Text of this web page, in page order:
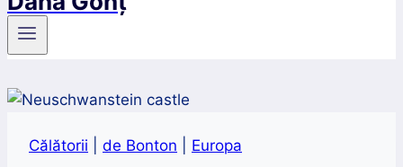
Călătorii de Bonton Europa